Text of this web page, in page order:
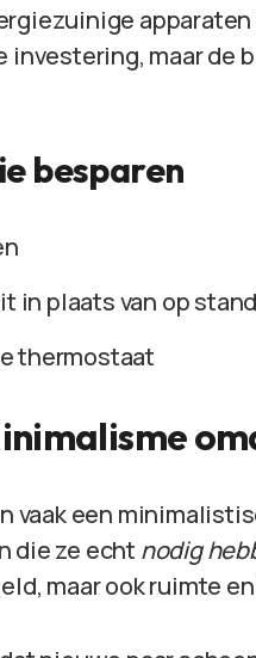
investering, maar de
besparen
in plaats van op
thermostaat
vaak een
die ze echt nodig
maar ook ruimte